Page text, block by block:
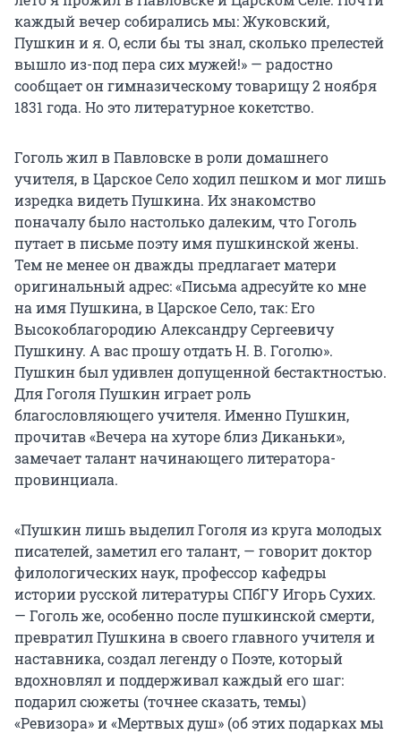
каждый вечер собирались мы: Жуковский,
Пушкин и я. О, если бы ты знал, сколько прелестей
вышло из-под пера сих мужей!» — радостно
сообщает он гимназическому товарищу 2 ноября
1831 года. Но это литературное кокетство.
Гоголь жил в Павловске в роли домашнего
учителя, в Царское Село ходил пешком и мог лишь
изредка видеть Пушкина. Их знакомство
поначалу было настолько далеким, что Гоголь
путает в письме поэту имя пушкинской жены.
Тем не менее он дважды предлагает матери
оригинальный адрес: «Письма адресуйте ко мне
на имя Пушкина, в Царское Село, так: Его
Высокоблагородию Александру Сергеевичу
Пушкину. А вас прошу отдать Н. В. Гоголю».
Пушкин был удивлен допущенной бестактностью.
Для Гоголя Пушкин играет роль
благословляющего учителя. Именно Пушкин,
прочитав «Вечера на хуторе близ Диканьки»,
замечает талант начинающего литератора-
провинциала.
«Пушкин лишь выделил Гоголя из круга молодых
писателей, заметил его талант, — говорит доктор
филологических наук, профессор кафедры
истории русской литературы СПбГУ Игорь Сухих.
— Гоголь же, особенно после пушкинской смерти,
превратил Пушкина в своего главного учителя и
наставника, создал легенду о Поэте, который
вдохновлял и поддерживал каждый его шаг:
подарил сюжеты (точнее сказать, темы)
«Ревизора» и «Мертвых душ» (об этих подарках мы